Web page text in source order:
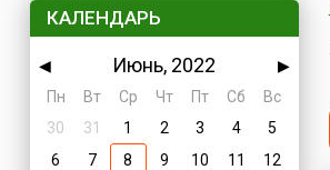
КАЛЕНДАРЬ
◀ Июнь, 2022
▶
Пн
Вт Ср Чт Пт Сб
Вс
30
31 1 2 3 4
5
6
7 8 9 10 11
12